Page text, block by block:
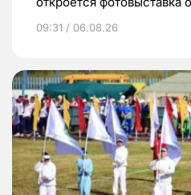
09:31 / 06.08.26